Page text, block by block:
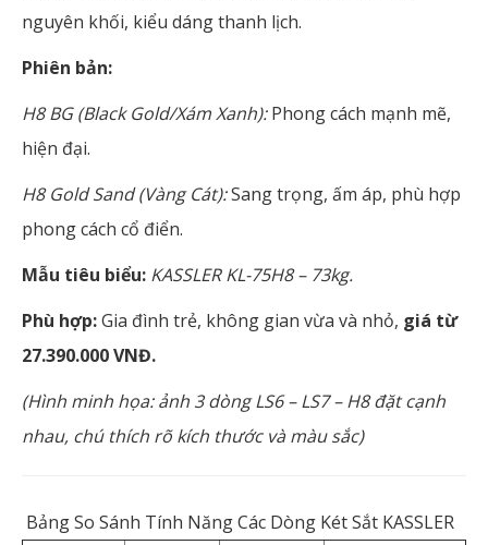
nguyên khối, kiểu dáng thanh lịch.
Phiên bản:
H8 BG (Black Gold/Xám Xanh):Phong cách mạnh mẽ,
hiện đại.
H8 Gold Sand (Vàng Cát):Sang trọng, ấm áp, phù hợp
phong cách cổ điển.
Mẫu tiêu biểu: KASSLER KL-75H8 – 73kg.
Phù hợp:Gia đình trẻ, không gian vừa và nhỏ, giá từ
27.390.000 VNĐ.
(Hình minh họa: ảnh 3 dòng LS6 – LS7 – H8 đặt cạnh
nhau, chú thích rõ kích thước và màu sắc)
Bảng So Sánh Tính Năng Các Dòng Két Sắt KASSLER